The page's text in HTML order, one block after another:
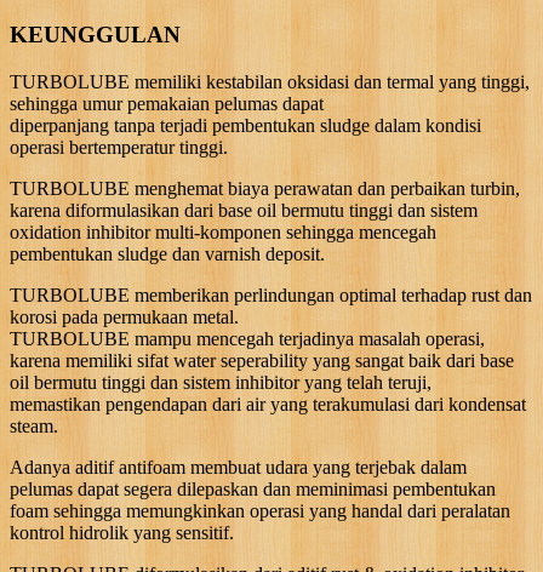
KEUNGGULAN
TURBOLUBE memiliki kestabilan oksidasi dan termal yang tinggi,
sehingga umur pemakaian pelumas dapat
diperpanjang tanpa terjadi pembentukan sludge dalam kondisi
operasi bertemperatur tinggi.
TURBOLUBE menghemat biaya perawatan dan perbaikan turbin,
karena diformulasikan dari base oil bermutu tinggi dan sistem
oxidation inhibitor multi-komponen sehingga mencegah
pembentukan sludge dan varnish deposit.
TURBOLUBE memberikan perlindungan optimal terhadap rust dan
korosi pada permukaan metal.
TURBOLUBE mampu mencegah terjadinya masalah operasi,
karena memiliki sifat water seperability yang sangat baik dari base
oil bermutu tinggi dan sistem inhibitor yang telah teruji,
memastikan pengendapan dari air yang terakumulasi dari kondensat
steam.
Adanya aditif antifoam membuat udara yang terjebak dalam
pelumas dapat segera dilepaskan dan meminimasi pembentukan
foam sehingga memungkinkan operasi yang handal dari peralatan
kontrol hidrolik yang sensitif.